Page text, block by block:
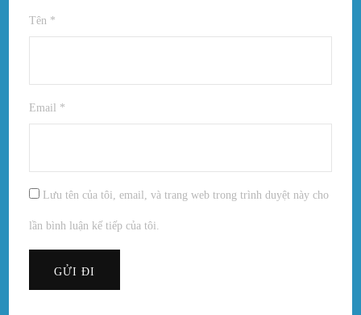
Tên *
Email *
Lưu tên của tôi, email, và trang web trong trình duyệt này cho
lần bình luận kế tiếp của tôi.